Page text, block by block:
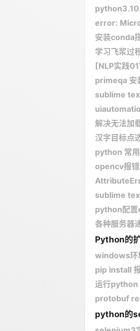
error:
安装conda
学习飞浆过
[NLP实践
primeqa
sublime
解决无法加
汉字目标点
python 常
opencv报
sublime
python配置
各种服务器
Python的
windows环
pip install​
运行
protobuf
python的